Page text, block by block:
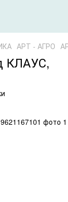
АРТ - АГРО
КЛАУС,